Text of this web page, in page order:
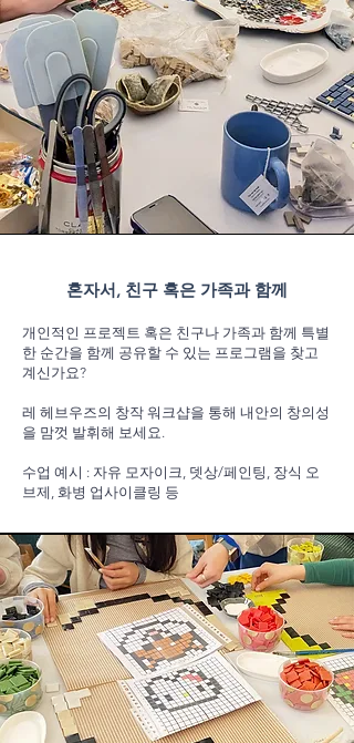
혼자서, 친구 혹은 가족과 함께
개인적인 프로젝트 혹은 친구나 가족과 함께 특별
한 순간을 함께 공유할 수 있는 프로그램을 찾고
계신가요?
레 헤브우즈의 창작 워크샵을 통해 내안의 창의성
을 맘껏 발휘해 보세요.
수업 예시 : 자유 모자이크, 뎃상/페인팅, 장식 오
브제, 화병 업사이클링 등